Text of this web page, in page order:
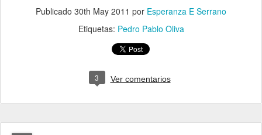
Publicado 30th May 2011 por Esperanza E Serrano
Etiquetas: Pedro Pablo Oliva
3 Ver comentarios